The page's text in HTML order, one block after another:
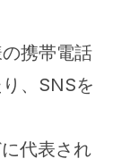
携帯電話
、SNSを
代表され